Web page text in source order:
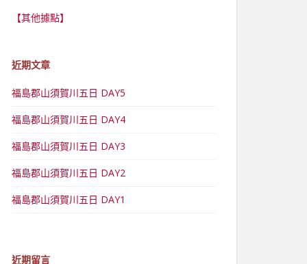
【其他據點】
近期文章
福島郡山須賀川五日 DAY5
福島郡山須賀川五日 DAY4
福島郡山須賀川五日 DAY3
福島郡山須賀川五日 DAY2
福島郡山須賀川五日 DAY1
近期留言